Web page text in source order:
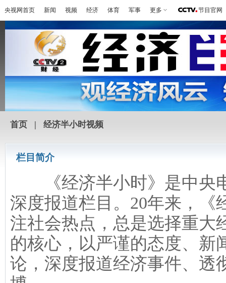
央视网首页 新闻 视频 经济 体育 军事 更多 节目官网
首页 | 经济半小时视频
栏目简介
《经济半小时》是中央
深度报道栏目。20年来，《
注社会热点，总是选择重大
的核心，以严谨的态度、新
论，深度报道经济事件、透